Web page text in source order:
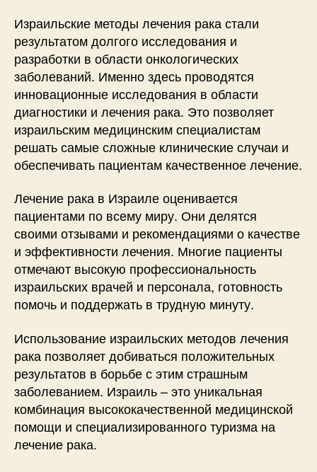
Израильские методы лечения рака стали
результатом долгого исследования и
разработки в области онкологических
заболеваний. Именно здесь проводятся
инновационные исследования в области
диагностики и лечения рака. Это позволяет
израильским медицинским специалистам
решать самые сложные клинические случаи и
обеспечивать пациентам качественное лечение.
Лечение рака в Израиле оценивается
пациентами по всему миру. Они делятся
своими отзывами и рекомендациями о качестве
и эффективности лечения. Многие пациенты
отмечают высокую профессиональность
израильских врачей и персонала, готовность
помочь и поддержать в трудную минуту.
Использование израильских методов лечения
рака позволяет добиваться положительных
результатов в борьбе с этим страшным
заболеванием. Израиль – это уникальная
комбинация высококачественной медицинской
помощи и специализированного туризма на
лечение рака.